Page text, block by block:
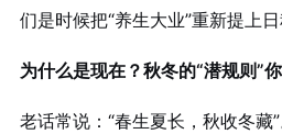
们是时候把“养生大业”重新提上日
为什么是现在？秋冬的“潜规则”你
老话常说：“春生夏长，秋收冬藏